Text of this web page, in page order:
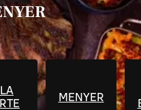
MENYER